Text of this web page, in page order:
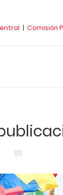
| Comisión